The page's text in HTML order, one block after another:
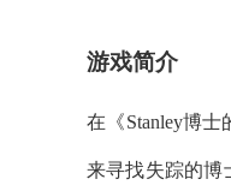
游戏简介
在《Stanley博
来寻找失踪的博